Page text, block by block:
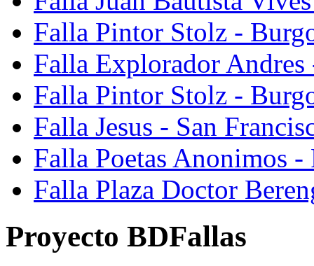
Falla Pintor Stolz -
Falla Explorador Andres
Falla Pintor Stolz -
Falla Jesus - San
Falla Poetas Anonimos
Falla Plaza Doctor
Proyecto BDFallas